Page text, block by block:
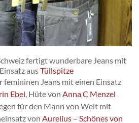
fertigt wunderbare Jeans mit
ausTüllspitze
femininen Jeans mit einen Einsatz
Ebel , Hüte von Anna C Menzel
für den Mann von Welt mit
von Aurelius – Schönes von